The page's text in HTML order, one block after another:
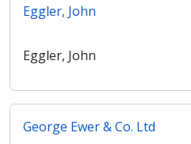
Eggler, John
Eggler, John
George Ewer & Co. Ltd